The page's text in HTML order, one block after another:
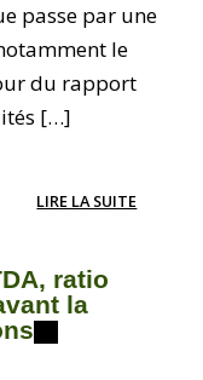
passe par une
le
du rapport
[…]
LIRE LA SUITE
ratio
la